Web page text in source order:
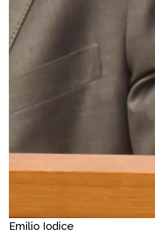
Emilio Iodice